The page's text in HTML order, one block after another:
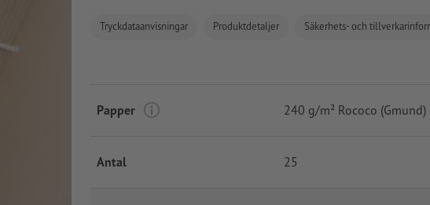
Tryckdataanvisningar Produktdetaljer Säkerhets- och
Papper 240 g/m² Rococo (Gmund)
Antal 25